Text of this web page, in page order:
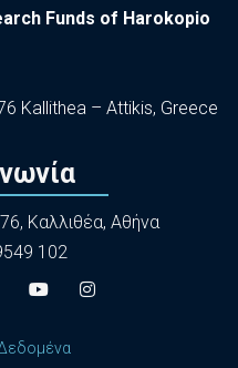
Funds of Harokopio
Kallithea – Attikis, Greece
Καλλιθέα, Αθήνα
102